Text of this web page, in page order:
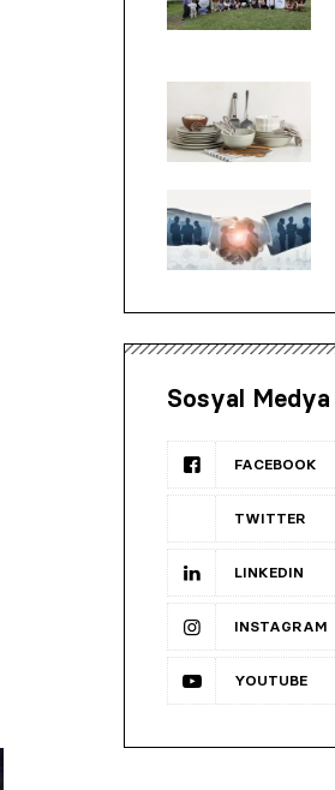
Sosyal Medya
FACEBOOK
TWITTER
LINKEDIN
INSTAGRAM
YOUTUBE